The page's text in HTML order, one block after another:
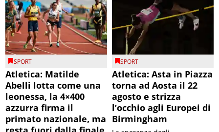
SPORT
Atletica: Matilde
Abelli lotta come una
leonessa, la 4×400
azzurra firma il
primato nazionale, ma
SPORT
Atletica: Asta in Piazza
torna ad Aosta il 22
agosto e strizza
l’occhio agli Europei di
Birmingham